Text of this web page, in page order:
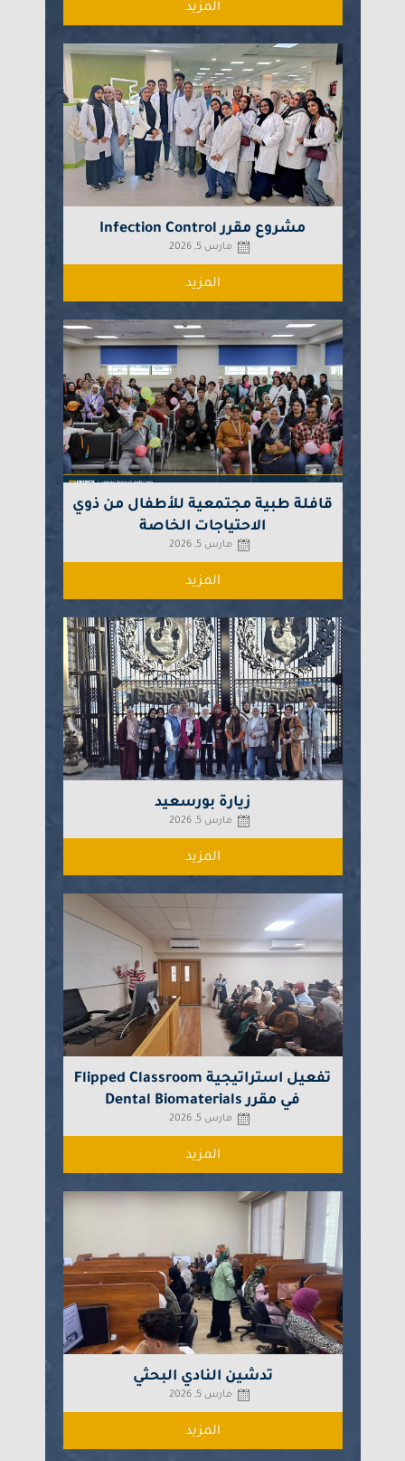
المزيد
مشروع مقرر Infection Control
مارس 5, 2026
المزيد
قافلة طبية مجتمعية للأطفال من ذوي
الاحتياجات الخاصة
مارس 5, 2026
المزيد
زيارة بورسعيد
مارس 5, 2026
المزيد
تفعيل استراتيجية Flipped Classroom
في مقرر Dental Biomaterials
مارس 5, 2026
المزيد
تدشين النادي البحثي
مارس 5, 2026
المزيد